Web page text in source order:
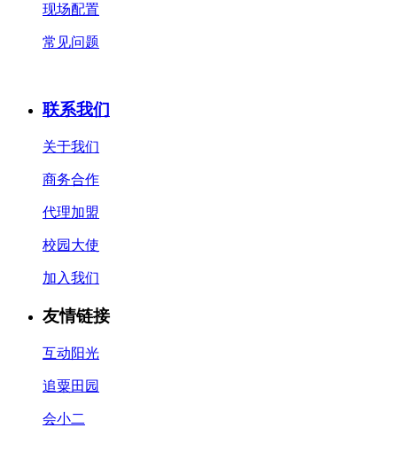
现场配置
常见问题
联系我们
关于我们
商务合作
代理加盟
校园大使
加入我们
友情链接
互动阳光
追粟田园
会小二